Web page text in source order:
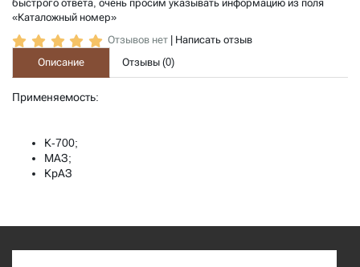
быстрого ответа, очень просим указывать информацию из поля
«Каталожный номер»
Отзывов нет
Написать отзыв
Описание
Отзывы (0)
Применяемость:
К-700;
МАЗ;
КрАЗ